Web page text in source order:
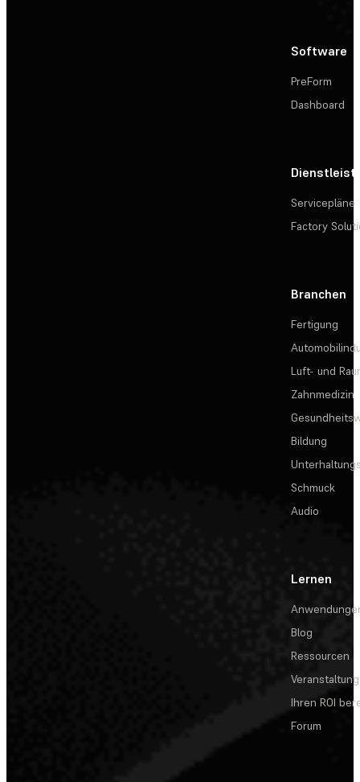
Software
PreForm
Dashboard
Servicepläne
Factory
Branchen
Fertigung
Luft- und
Zahnmedizin
Bildung
Schmuck
Audio
Lernen
Blog
Ressourcen
Ihren ROI
Forum